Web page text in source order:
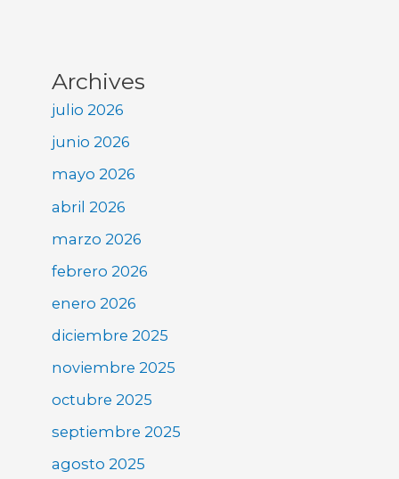
Archives
julio 2026
junio 2026
mayo 2026
abril 2026
marzo 2026
febrero 2026
enero 2026
diciembre 2025
noviembre 2025
octubre 2025
septiembre 2025
agosto 2025